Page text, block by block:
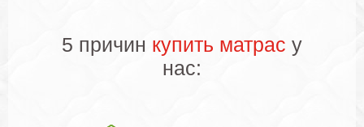
5 причин купить матрас у
нас: